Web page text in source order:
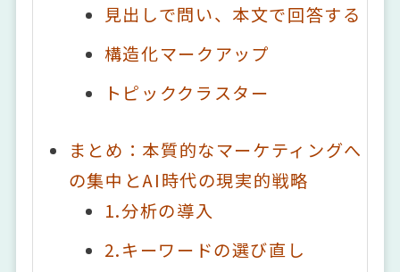
見出しで問い、本文で回答する
構造化マークアップ
トピッククラスター
まとめ：本質的なマーケティングへ
の集中とAI時代の現実的戦略
1.分析の導入
2.キーワードの選び直し